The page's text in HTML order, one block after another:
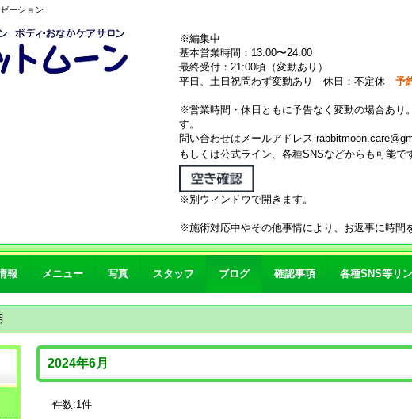
ーション
※編集中
基本営業時間：13:00〜24:00
最終受付：21:00頃（変動あり）
平日、土日祝問わず変動あり 休日：不定休 予
※営業時間・休日ともに予告なく変動の場合あり
す。
問い合わせはメールアドレス
もしくは公式ライン、各種SNSなどからも可能
※別ウィンドウで開きます。
※施術対応中やその他事情により、お返事に時間
報 メニュー 写真 スタッフ ブログ 確認事項 各種SNS等リ
2024年6月
件数:1件